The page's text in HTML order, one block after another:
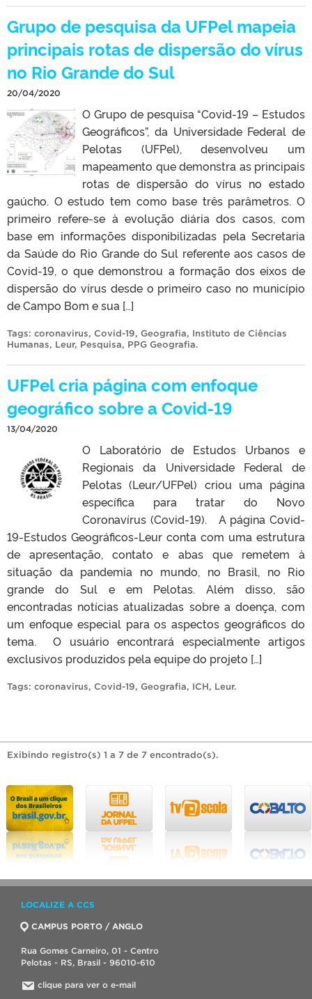
Grupo de pesquisa da UFPel mapeia
principais rotas de dispersão do vírus
no Rio Grande do Sul
20/04/2020
O Grupo de pesquisa “Covid-19 – Estudos
Geográficos”, da Universidade Federal de
Pelotas (UFPel), desenvolveu um
mapeamento que demonstra as principais
rotas de dispersão do vírus no estado
gaúcho. O estudo tem como base três parâmetros. O
primeiro refere-se à evolução diária dos casos, com
base em informações disponibilizadas pela Secretaria
da Saúde do Rio Grande do Sul referente aos casos de
Covid-19, o que demonstrou a formação dos eixos de
dispersão do vírus desde o primeiro caso no município
de Campo Bom e sua […]
Tags: coronavirus, Covid-19, Geografia, Instituto de Ciências
Humanas, Leur, Pesquisa, PPG Geografia.
UFPel cria página com enfoque
geográfico sobre a Covid-19
13/04/2020
O Laboratório de Estudos Urbanos e
Regionais da Universidade Federal de
Pelotas (Leur/UFPel) criou uma página
específica para tratar do Novo
Coronavírus (Covid-19). A página Covid-
19-Estudos Geográficos-Leur conta com uma estrutura
de apresentação, contato e abas que remetem à
situação da pandemia no mundo, no Brasil, no Rio
grande do Sul e em Pelotas. Além disso, são
encontradas notícias atualizadas sobre a doença, com
um enfoque especial para os aspectos geográficos do
tema. O usuário encontrará especialmente artigos
exclusivos produzidos pela equipe do projeto […]
Tags: coronavirus, Covid-19, Geografia, ICH, Leur.
Exibindo registro(s) 1 a 7 de 7 encontrado(s).
LOCALIZE A CCS
CAMPUS PORTO / ANGLO
Rua Gomes Carneiro, 01 - Centro
Pelotas - RS, Brasil - 96010-610
clique para ver o e-mail